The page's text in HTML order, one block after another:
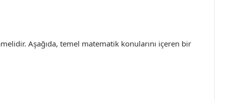
Aşağıda, temel matematik konularını içeren bir